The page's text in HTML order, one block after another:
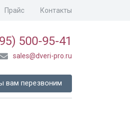
Прайс Контакты
500-95-41
sales@dveri-pro.ru
вам перезвоним